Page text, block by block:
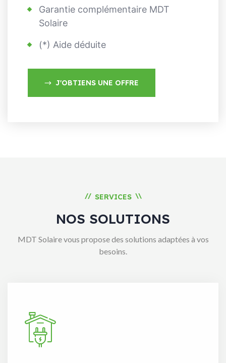
Garantie complémentaire MDT
Solaire
(*) Aide déduite
J'OBTIENS UNE OFFRE
// \\
SERVICES
NOS SOLUTIONS
MDT Solaire vous propose des solutions adaptées à vos
besoins.